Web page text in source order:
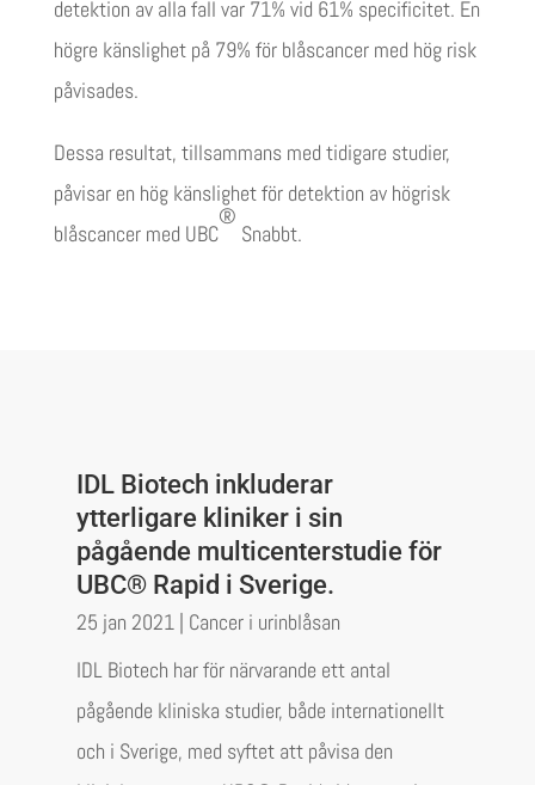
detektion av alla fall var 71% vid 61% specificitet. En
högre känslighet på 79% för blåscancer med hög risk
påvisades.
Dessa resultat, tillsammans med tidigare studier,
påvisar en hög känslighet för detektion av högrisk
blåscancer med UBC
®
Snabbt.
IDL Biotech inkluderar
ytterligare kliniker i sin
pågående multicenterstudie för
UBC® Rapid i Sverige.
25 jan 2021| Cancer i urinblåsan
IDL Biotech har för närvarande ett antal
pågående kliniska studier, både internationellt
och i Sverige, med syftet att påvisa den